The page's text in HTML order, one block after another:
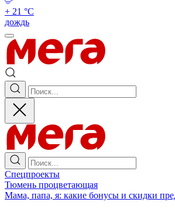
+ 21 °С
дождь
Спецпроекты
Тюмень процветающая
Мама, папа, я: какие бонусы и скидки